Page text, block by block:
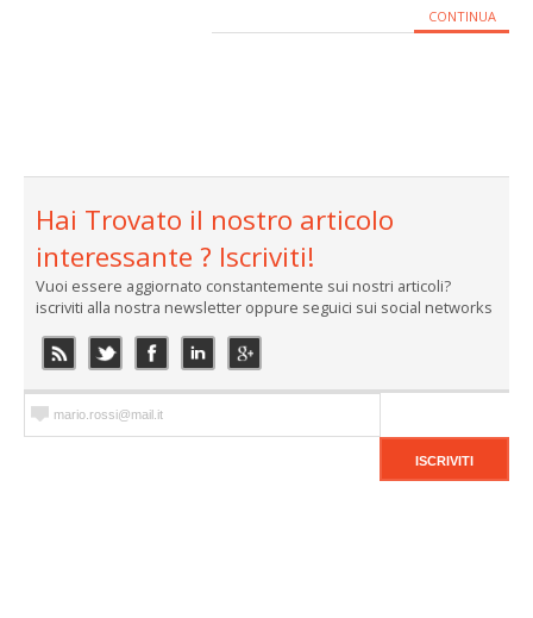
CONTINUA
Hai Trovato il nostro articolo
interessante ? Iscriviti!
Vuoi essere aggiornato constantemente sui nostri articoli?
iscriviti alla nostra newsletter oppure seguici sui social networks